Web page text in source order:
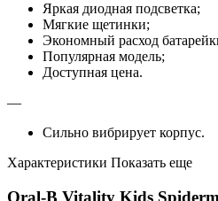
Яркая диодная подсветка;
Мягкие щетинки;
Экономный расход
Популярная модель;
Доступная цена.
—
Сильно вибрирует корпус.
Характеристики Показать еще
Oral-B Vitality Kids